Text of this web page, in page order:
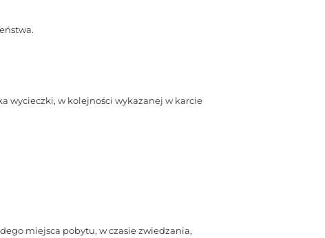
wycieczki, w kolejności wykazanej w karcie
miejsca pobytu, w czasie zwiedzania,